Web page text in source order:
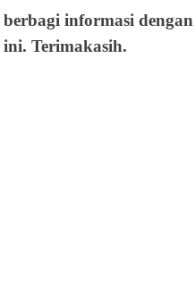
berbagi informasi
ini. Terimakasih.